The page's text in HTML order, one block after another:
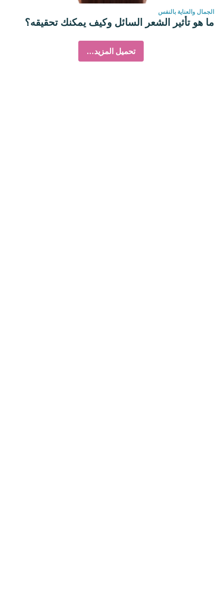
الجمال والعناية بالنفس
ما هو تأثير الشعر السائل وكيف يمكنك تحقيقه؟
تحميل المزيد...